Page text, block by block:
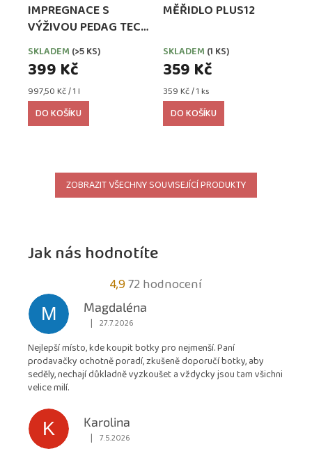
IMPREGNACE S
VÝŽIVOU PEDAG TECH
WATERPROOFER,
EXTRA SILNÁ
SKLADEM (>5 KS)
399 Kč
Měrná
cena:
997,50 Kč / 1 l
DO KOŠÍKU
MĚŘIDLO PLUS12
SKLADEM (1 KS)
359 Kč
Měrná
cena:
359 Kč / 1 ks
DO KOŠÍKU
ZOBRAZIT VŠECHNY SOUVISEJÍCÍ PRODUKTY
Jak nás hodnotíte
4,9Průměrné
hodnocení
obchodu
4,9
z
72 hodnocení
M
Magdaléna
Hodnocení obchodu je 5 z 5 hvězdiček.
| 27.7.2026
Nejlepší místo, kde koupit botky pro nejmenší. Paní
prodavačky ochotně poradí, zkušeně doporučí botky, aby
seděly, nechají důkladně vyzkoušet a vždycky jsou tam všichni
velice milí.
K
Karolina
Hodnocení obchodu je 5 z 5 hvězdiček.
| 7.5.2026